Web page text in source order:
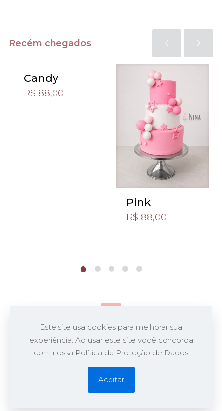
Recém chegados
Candy
R$ 88,00
Pink
R$ 88,00
@2026 Nina Z Biscuit. - Biguaçu/SC
Este site usa cookies para melhorar sua
experiência. Ao usar este site você concorda
com nossa Política de Proteção de Dados
Aceitar